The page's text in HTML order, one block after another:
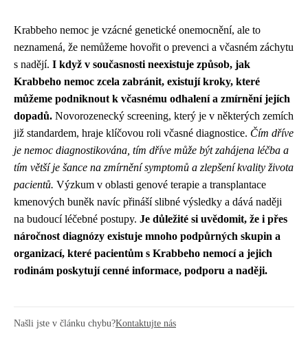
Krabbeho nemoc je vzácné genetické onemocnění, ale to
neznamená, že nemůžeme hovořit o prevenci a včasném záchytu
s nadějí. I když v současnosti neexistuje způsob, jak
Krabbeho nemoc zcela zabránit, existují kroky, které
můžeme podniknout k včasnému odhalení a zmírnění jejích
dopadů. Novorozenecký screening, který je v některých zemích
již standardem, hraje klíčovou roli včasné diagnostice. Čím dříve
je nemoc diagnostikována, tím dříve může být zahájena léčba a
tím větší je šance na zmírnění symptomů a zlepšení kvality života
pacientů. Výzkum v oblasti genové terapie a transplantace
kmenových buněk navíc přináší slibné výsledky a dává naději
na budoucí léčebné postupy. Je důležité si uvědomit, že i přes
náročnost diagnózy existuje mnoho podpůrných skupin a
organizací, které pacientům s Krabbeho nemocí a jejich
rodinám poskytují cenné informace, podporu a naději.
Našli jste v článku chybu?Kontaktujte nás